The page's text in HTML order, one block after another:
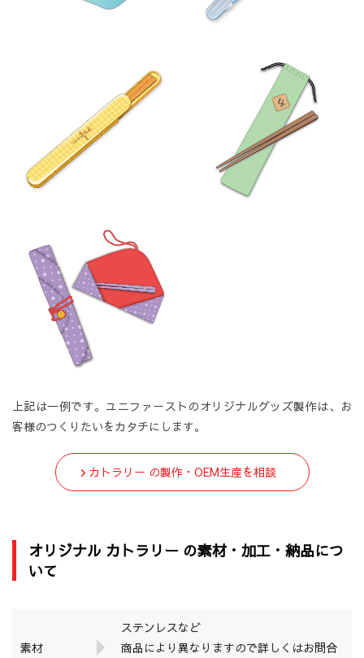
上記は一例です。ユニファーストのオリジナルグッズ製作は、お
客様のつくりたいをカタチにします。
カトラリー の製作・OEM生産を相談
オリジナル カトラリー の素材・加工・納品につ
いて
素材
ステンレスなど
商品により異なりますので詳しくはお問合